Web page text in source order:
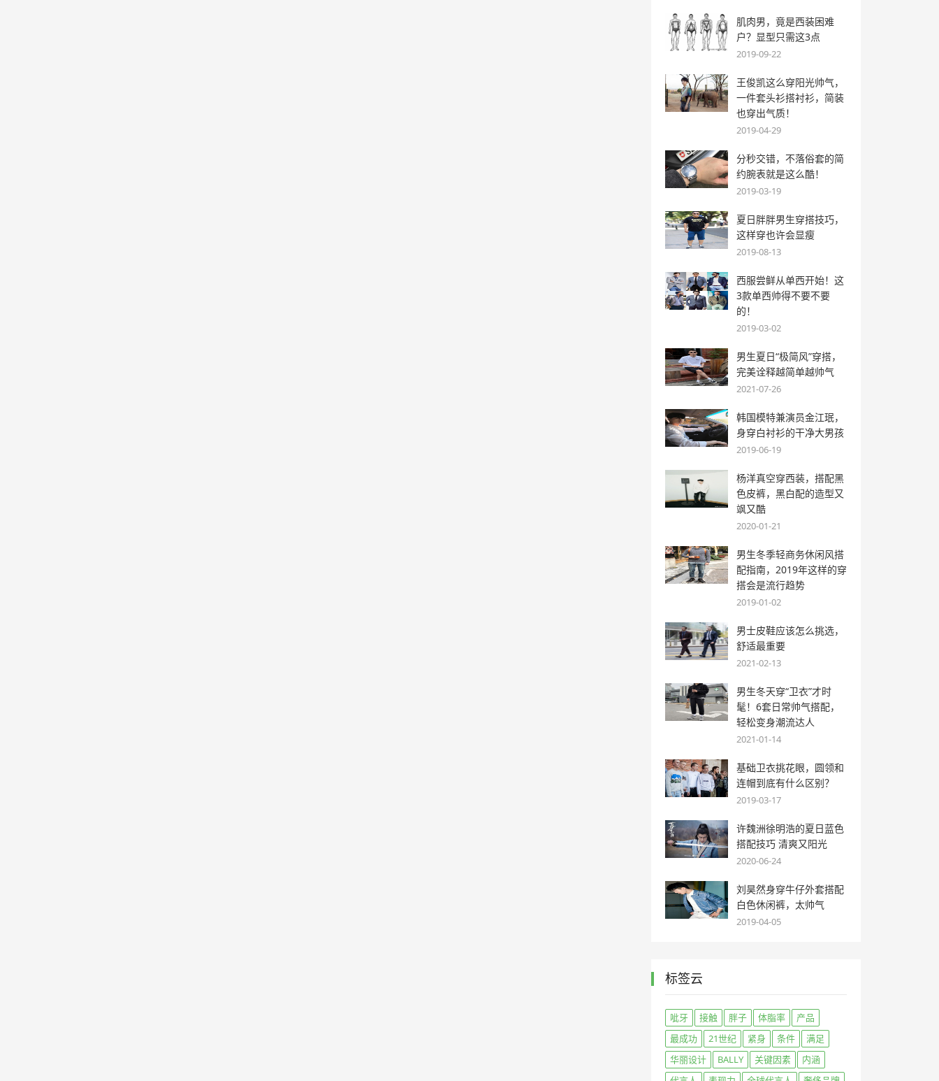
肌肉男，竟是西装困难
户？显型只需这3点
2019-09-22
王俊凯这么穿阳光帅气，
一件套头衫搭衬衫，简装
也穿出气质！
2019-04-29
分秒交错，不落俗套的简
约腕表就是这么酷！
2019-03-19
夏日胖胖男生穿搭技巧，
这样穿也许会显瘦
2019-08-13
西服尝鲜从单西开始！这
3款单西帅得不要不要
的！
2019-03-02
男生夏日“极简风”穿搭，
完美诠释越简单越帅气
2021-07-26
韩国模特兼演员金江珉，
身穿白衬衫的干净大男孩
2019-06-19
杨洋真空穿西装，搭配黑
色皮裤，黑白配的造型又
飒又酷
2020-01-21
男生冬季轻商务休闲风搭
配指南，2019年这样的穿
搭会是流行趋势
2019-01-02
男士皮鞋应该怎么挑选，
舒适最重要
2021-02-13
男生冬天穿“卫衣”才时
髦！6套日常帅气搭配，
轻松变身潮流达人
2021-01-14
基础卫衣挑花眼，圆领和
连帽到底有什么区别？
2019-03-17
许魏洲徐明浩的夏日蓝色
搭配技巧 清爽又阳光
2020-06-24
刘昊然身穿牛仔外套搭配
白色休闲裤，太帅气
2019-04-05
标签云
呲牙 接触 胖子 体脂率
产品
最成功
21世纪 紧身 条件
满足
华丽设计
BALLY 关键因素
内涵